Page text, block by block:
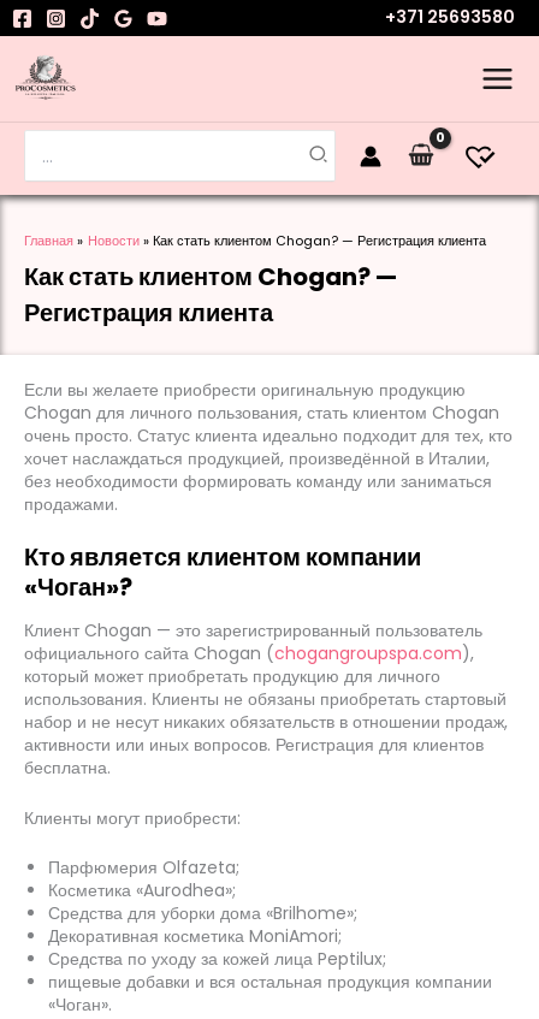
Перейти
к
содержимому
+371 25693580
Главная Новости Как стать клиентом Chogan? — Регистрация клиента
Как стать клиентом Chogan? —
Регистрация клиента
Если вы желаете приобрести оригинальную продукцию
Chogan для личного пользования, стать клиентом Chogan
очень просто. Статус клиента идеально подходит для тех, кто
хочет наслаждаться продукцией, произведённой в Италии,
без необходимости формировать команду или заниматься
продажами.
Кто является клиентом компании
«Чоган»?
Клиент Chogan — это зарегистрированный пользователь
официального сайта Chogan (chogangroupspa.com),
который может приобретать продукцию для личного
использования. Клиенты не обязаны приобретать стартовый
набор и не несут никаких обязательств в отношении продаж,
активности или иных вопросов. Регистрация для клиентов
бесплатна.
Клиенты могут приобрести:
Парфюмерия Olfazeta;
Косметика «Aurodhea»;
Средства для уборки дома «Brilhome»;
Декоративная косметика MoniAmori;
Средства по уходу за кожей лица Peptilux;
пищевые добавки и вся остальная продукция компании
«Чоган».